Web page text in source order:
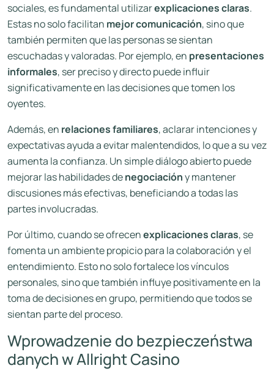
sociales, es fundamental utilizarexplicaciones claras.
Estas no solo facilitan mejor comunicación, sino que
también permiten que las personas se sientan
escuchadas y valoradas. Por ejemplo, en presentaciones
informales, ser preciso y directo puede influir
significativamente en las decisiones que tomen los
oyentes.
Además, en relaciones familiares, aclarar intenciones y
expectativas ayuda a evitar malentendidos, lo que a su vez
aumenta la confianza. Un simple diálogo abierto puede
mejorar las habilidades denegociacióny mantener
discusiones más efectivas, beneficiando a todas las
partes involucradas.
Por último, cuando se ofrecenexplicaciones claras, se
fomenta un ambiente propicio para la colaboración y el
entendimiento. Esto no solo fortalece los vínculos
personales, sino que también influye positivamente en la
toma de decisiones en grupo, permitiendo que todos se
sientan parte del proceso.
Wprowadzenie do bezpieczeństwa
danych w Allright Casino